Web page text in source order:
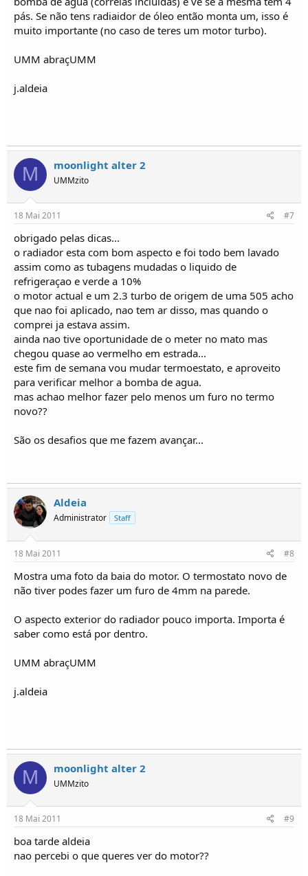
pás. Se não tens radiaidor de óleo então monta um, isso é
muito importante (no caso de teres um motor turbo).
UMM abraçUMM
j.aldeia
M moonlight alter 2
UMMzito
18 Mai 2011 #7
obrigado pelas dicas...
o radiador esta com bom aspecto e foi todo bem lavado
assim como as tubagens mudadas o liquido de
refrigeraçao e verde a 10%
o motor actual e um 2.3 turbo de origem de uma 505 acho
que nao foi aplicado, nao tem ar disso, mas quando o
comprei ja estava assim.
ainda nao tive oportunidade de o meter no mato mas
chegou quase ao vermelho em estrada...
este fim de semana vou mudar termoestato, e aproveito
para verificar melhor a bomba de agua.
mas achao melhor fazer pelo menos um furo no termo
novo??
São os desafios que me fazem avançar...
Aldeia
Administrator Staff
18 Mai 2011 #8
Mostra uma foto da baia do motor. O termostato novo de
não tiver podes fazer um furo de 4mm na parede.
O aspecto exterior do radiador pouco importa. Importa é
saber como está por dentro.
UMM abraçUMM
j.aldeia
M moonlight alter 2
UMMzito
18 Mai 2011 #9
boa tarde aldeia
nao percebi o que queres ver do motor??